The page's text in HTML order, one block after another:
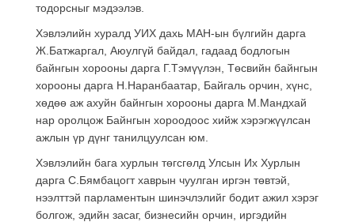
тодорсныг мэдээлэв.
Хэвлэлийн хуралд УИХ дахь МАН-ын бүлгийн дарга
Ж.Батжаргал, Аюулгүй байдал, гадаад бодлогын
байнгын хорооны дарга Г.Тэмүүлэн, Төсвийн байнгын
хорооны дарга Н.Наранбаатар, Байгаль орчин, хүнс,
хөдөө аж ахуйн байнгын хорооны дарга М.Мандхай
нар оролцож Байнгын хороодоос хийж хэрэгжүүлсан
ажлын үр дүнг танилцуулсан юм.
Хэвлэлийн бага хурлын төгсгөлд Улсын Их Хурлын
дарга С.Бямбацогт хаврын чуулган иргэн төвтэй,
нээлттэй парламентын шинэчлэлийг бодит ажил хэрэг
болгож, эдийн засаг, бизнесийн орчин, иргэдийн